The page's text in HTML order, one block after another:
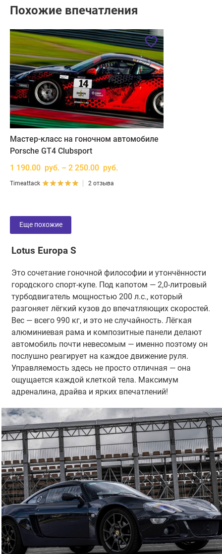
Похожие впечатления
Мастер-класс на гоночном автомобиле
Porsche GT4 Clubsport
1 190.00 руб. – 2 250.00 руб.
Timeattack 2 отзыва
Еще похожие
Lotus Europa S
Это сочетание гоночной философии и утончённости
городского спорт-купе. Под капотом — 2,0-литровый
турбодвигатель мощностью 200 л.с., который
разгоняет лёгкий кузов до впечатляющих скоростей.
Вес — всего 990 кг, и это не случайность. Лёгкая
алюминиевая рама и композитные панели делают
автомобиль почти невесомым — именно поэтому он
послушно реагирует на каждое движение руля.
Управляемость здесь не просто отличная — она
ощущается каждой клеткой тела. Максимум
адреналина, драйва и ярких впечатлений!